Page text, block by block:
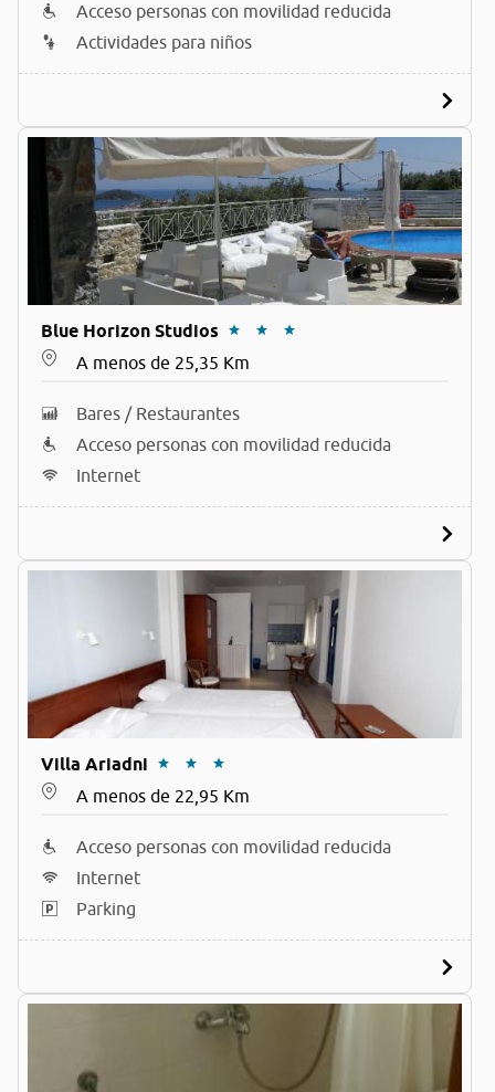
Acceso personas con movilidad reducida
Actividades para niños
Blue Horizon Studios
A menos de 25,35 Km
Bares / Restaurantes
Acceso personas con movilidad reducida
Internet
Villa Ariadni
A menos de 22,95 Km
Acceso personas con movilidad reducida
Internet
Parking